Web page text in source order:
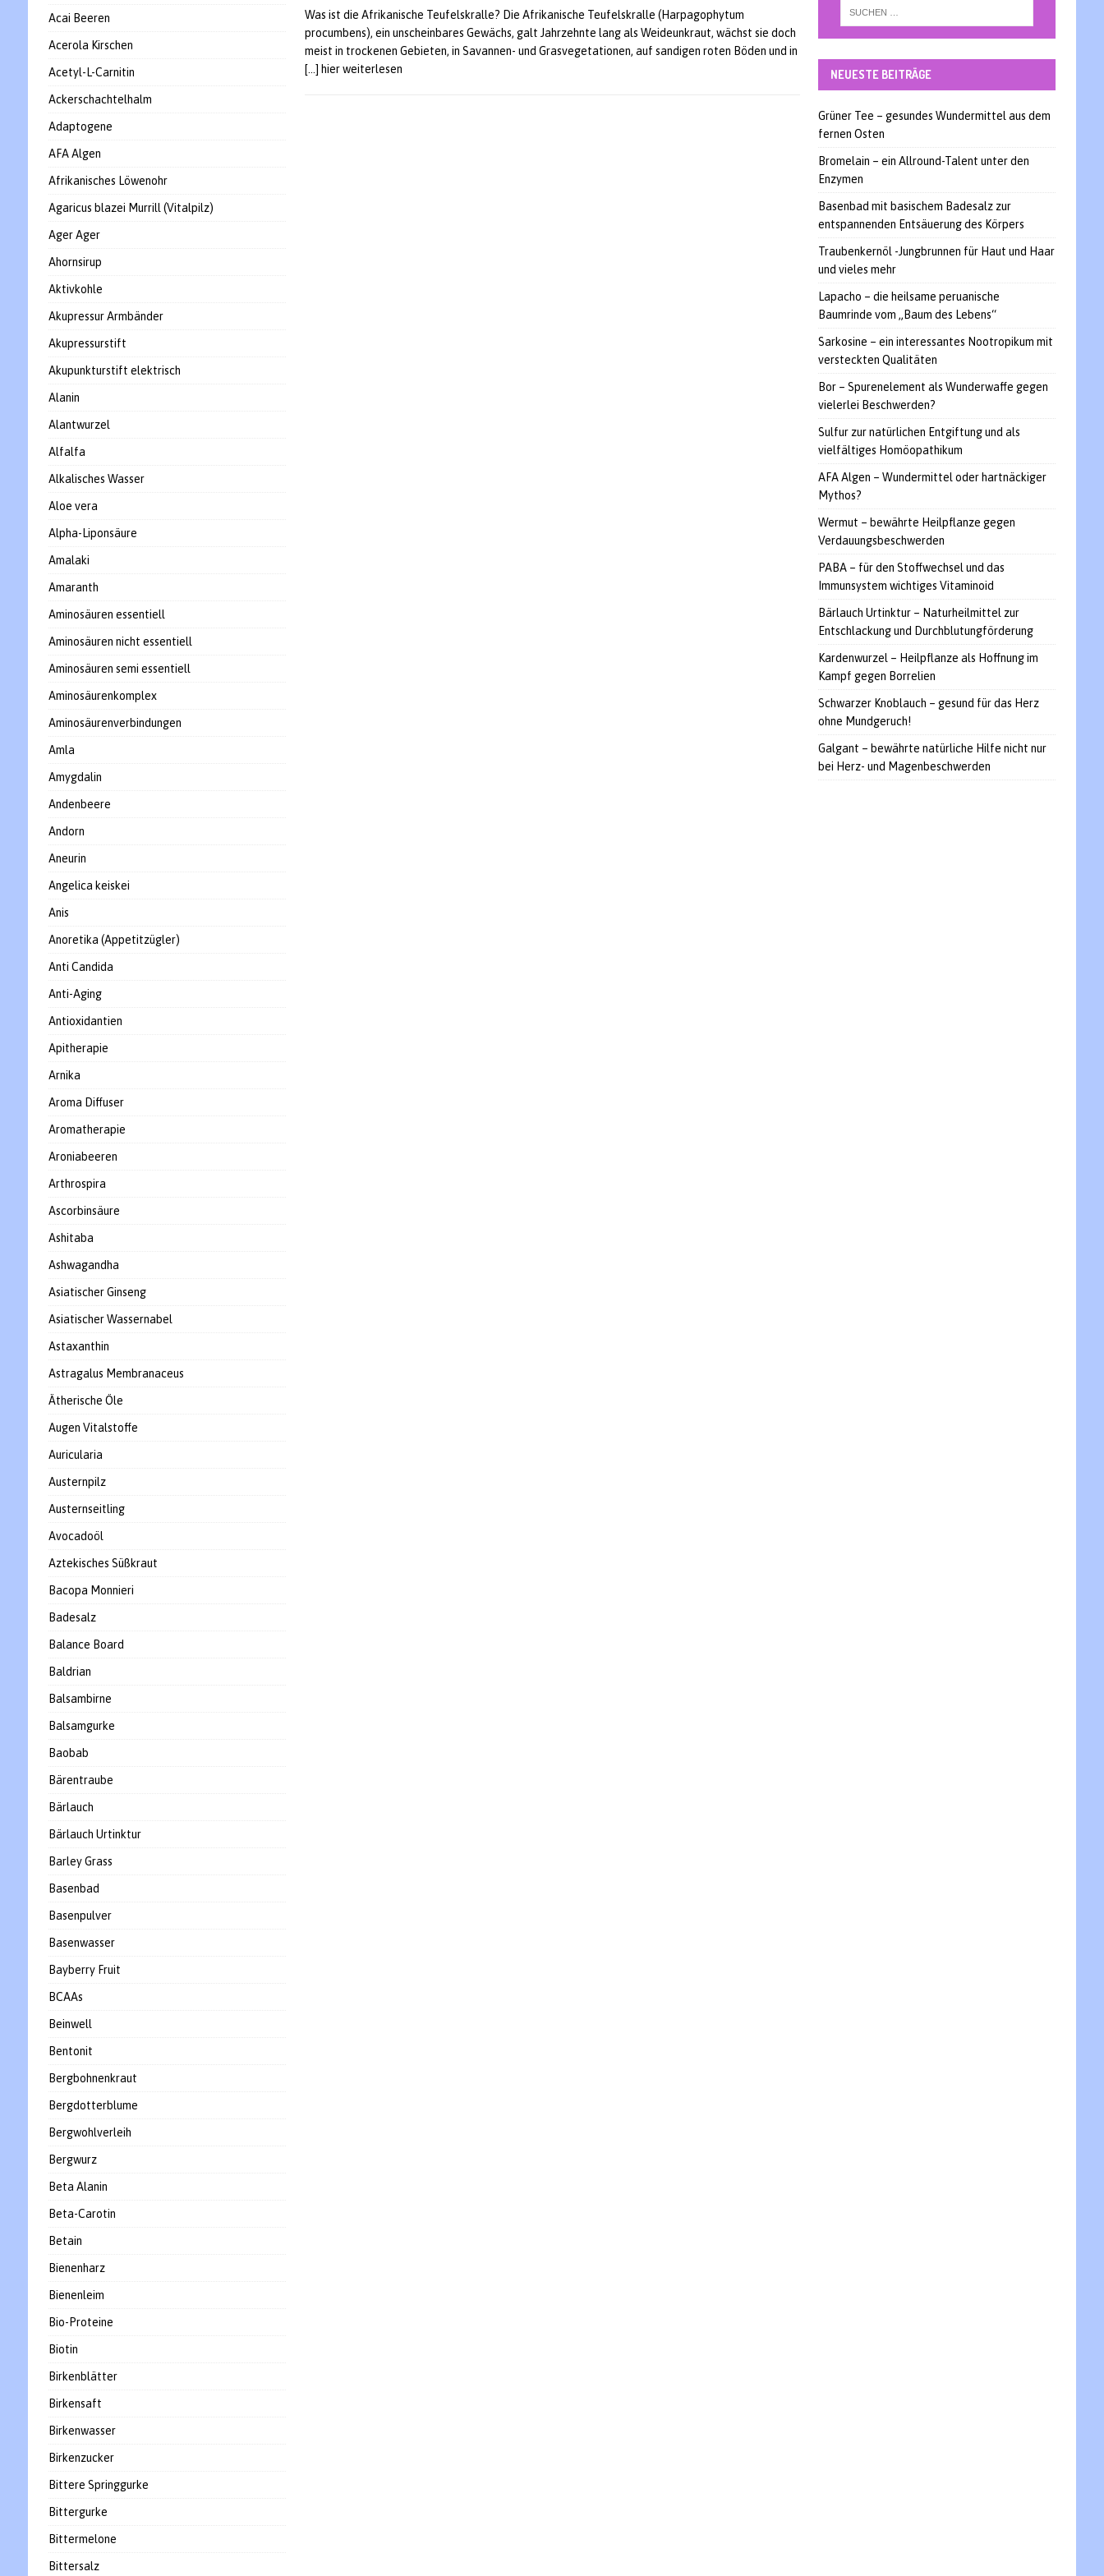
Was ist die Afrikanische Teufelskralle? Die Afrikanische Teufelskralle (Harpagophytum
procumbens), ein unscheinbares Gewächs, galt Jahrzehnte lang als Weideunkraut, wächst sie doch
meist in trockenen Gebieten, in Savannen- und Grasvegetationen, auf sandigen roten Böden und in
[…] hier weiterlesen
Acai Beeren
Acerola Kirschen
Acetyl-L-Carnitin
Ackerschachtelhalm
Adaptogene
AFA Algen
Afrikanisches Löwenohr
Agaricus blazei Murrill (Vitalpilz)
Ager Ager
Ahornsirup
Aktivkohle
Akupressur Armbänder
Akupressurstift
Akupunkturstift elektrisch
Alanin
Alantwurzel
Alfalfa
Alkalisches Wasser
Aloe vera
Alpha-Liponsäure
Amalaki
Amaranth
Aminosäuren essentiell
Aminosäuren nicht essentiell
Aminosäuren semi essentiell
Aminosäurenkomplex
Aminosäurenverbindungen
Amla
Amygdalin
Andenbeere
Andorn
Aneurin
Angelica keiskei
Anis
Anoretika (Appetitzügler)
Anti Candida
Anti-Aging
Antioxidantien
Apitherapie
Arnika
Aroma Diffuser
Aromatherapie
Aroniabeeren
Arthrospira
Ascorbinsäure
Ashitaba
Ashwagandha
Asiatischer Ginseng
Asiatischer Wassernabel
Astaxanthin
Astragalus Membranaceus
Ätherische Öle
Augen Vitalstoffe
Auricularia
Austernpilz
Austernseitling
Avocadoöl
Aztekisches Süßkraut
Bacopa Monnieri
Badesalz
Balance Board
Baldrian
Balsambirne
Balsamgurke
Baobab
Bärentraube
Bärlauch
Bärlauch Urtinktur
Barley Grass
Basenbad
Basenpulver
Basenwasser
Bayberry Fruit
BCAAs
Beinwell
Bentonit
Bergbohnenkraut
Bergdotterblume
Bergwohlverleih
Bergwurz
Beta Alanin
Beta-Carotin
Betain
Bienenharz
Bienenleim
Bio-Proteine
Biotin
Birkenblätter
Birkensaft
Birkenwasser
Birkenzucker
Bittere Springgurke
Bittergurke
Bittermelone
Bittersalz
NEUESTE BEITRÄGE
Grüner Tee – gesundes Wundermittel aus dem
fernen Osten
Bromelain – ein Allround-Talent unter den
Enzymen
Basenbad mit basischem Badesalz zur
entspannenden Entsäuerung des Körpers
Traubenkernöl -Jungbrunnen für Haut und Haar
und vieles mehr
Lapacho – die heilsame peruanische
Baumrinde vom „Baum des Lebens“
Sarkosine – ein interessantes Nootropikum mit
versteckten Qualitäten
Bor – Spurenelement als Wunderwaffe gegen
vielerlei Beschwerden?
Sulfur zur natürlichen Entgiftung und als
vielfältiges Homöopathikum
AFA Algen – Wundermittel oder hartnäckiger
Mythos?
Wermut – bewährte Heilpflanze gegen
Verdauungsbeschwerden
PABA – für den Stoffwechsel und das
Immunsystem wichtiges Vitaminoid
Bärlauch Urtinktur – Naturheilmittel zur
Entschlackung und Durchblutungförderung
Kardenwurzel – Heilpflanze als Hoffnung im
Kampf gegen Borrelien
Schwarzer Knoblauch – gesund für das Herz
ohne Mundgeruch!
Galgant – bewährte natürliche Hilfe nicht nur
bei Herz- und Magenbeschwerden